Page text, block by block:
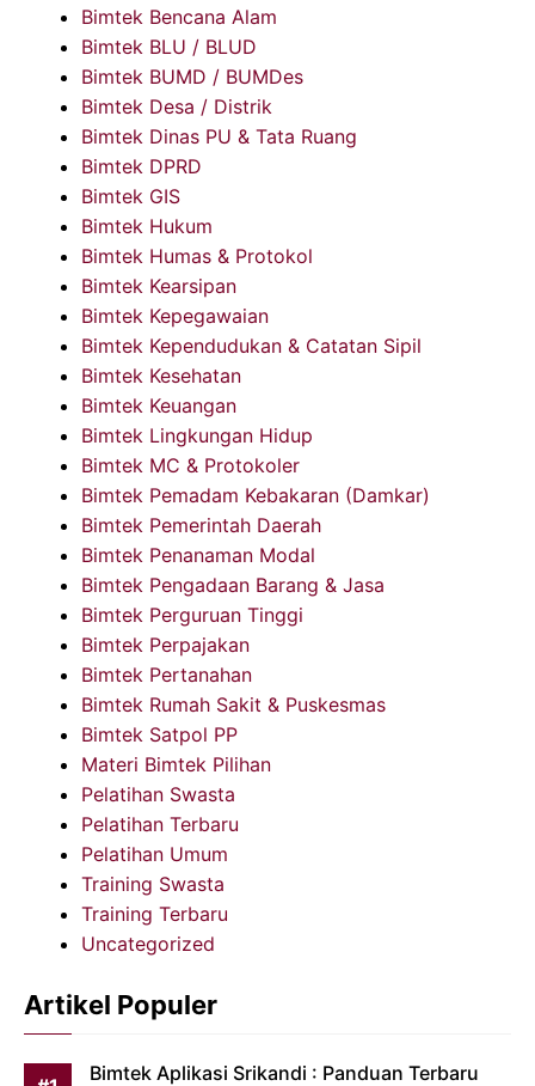
Bimtek Bencana Alam
Bimtek BLU / BLUD
Bimtek BUMD / BUMDes
Bimtek Desa / Distrik
Bimtek Dinas PU & Tata Ruang
Bimtek DPRD
Bimtek GIS
Bimtek Hukum
Bimtek Humas & Protokol
Bimtek Kearsipan
Bimtek Kepegawaian
Bimtek Kependudukan & Catatan Sipil
Bimtek Kesehatan
Bimtek Keuangan
Bimtek Lingkungan Hidup
Bimtek MC & Protokoler
Bimtek Pemadam Kebakaran (Damkar)
Bimtek Pemerintah Daerah
Bimtek Penanaman Modal
Bimtek Pengadaan Barang & Jasa
Bimtek Perguruan Tinggi
Bimtek Perpajakan
Bimtek Pertanahan
Bimtek Rumah Sakit & Puskesmas
Bimtek Satpol PP
Materi Bimtek Pilihan
Pelatihan Swasta
Pelatihan Terbaru
Pelatihan Umum
Training Swasta
Training Terbaru
Uncategorized
Artikel Populer
Bimtek Aplikasi Srikandi : Panduan Terbaru